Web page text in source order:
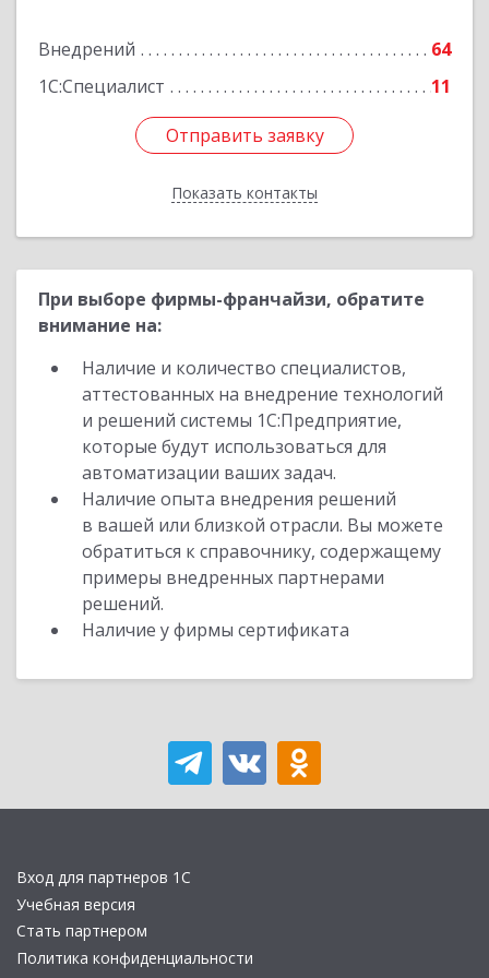
Внедрений
64
1С:Специалист
11
Отправить заявку
Показать контакты
Отправить заявку
Назад
При выборе фирмы-франчайзи, обратите
внимание на:
Наличие и количество специалистов,
аттестованных на внедрение технологий
и решений системы 1С:Предприятие,
которые будут использоваться для
автоматизации ваших задач.
Наличие опыта внедрения решений
в вашей или близкой отрасли. Вы можете
обратиться к справочнику, содержащему
примеры внедренных партнерами
решений.
Наличие у фирмы сертификата
Вход для партнеров 1С
Учебная версия
Стать партнером
Политика конфиденциальности